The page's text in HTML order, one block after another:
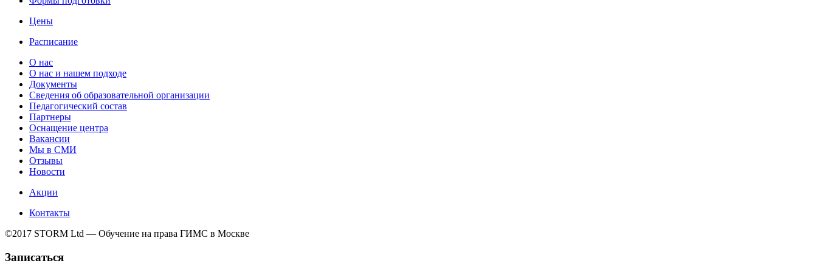
Цены
Расписание
О нас
О нас и нашем подходе
Документы
Сведения об образовательной организации
Педагогический состав
Партнеры
Оснащение центра
Вакансии
Мы в СМИ
Отзывы
Новости
Акции
Контакты
©2017 STORM Ltd — Обучение на права ГИМС в Москве
Записаться